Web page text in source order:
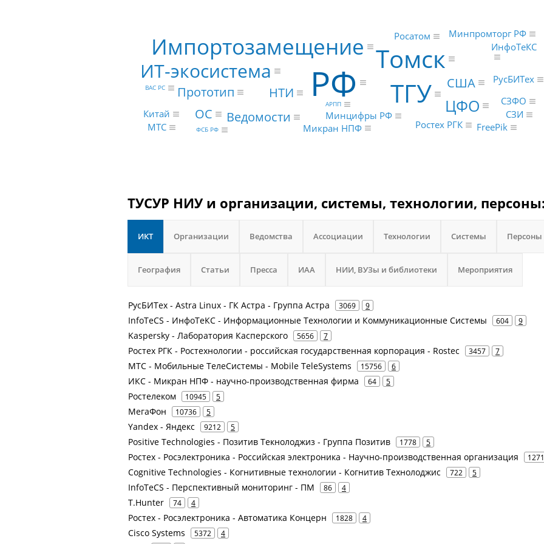
РФ ТГУ
Томск
Импортозамещение
ИТ-экосистема
ЦФО
НТИ
Прототип
США
ОС
Ведомости Минцифры РФ СЗИ
СЗФО
РусБИТех
ИнфоТеКС
Минпромторг РФ
Росатом
Китай
Ростех РГК
МТС FreePik
Микран НПФ
ФСБ РФ
ВАС РС
АРПП
ТУСУР НИУ и организации, системы, технологии,
ИКТ Организации Ведомства Ассоциации Технологии Системы Персоны
География Статьи Пресса ИАА НИИ, ВУЗы и библиотеки Мероприятия
РусБИТех - Astra Linux - ГК Астра - Группа Астра 3069 9
InfoTeCS - ИнфоТеКС - Информационные Технологии и Коммуникационные Системы 604 9
Kaspersky - Лаборатория Касперского 5656 7
Ростех РГК - Ростехнологии - российская государственная корпорация - Rostec 3457 7
МТС - Мобильные ТелеСистемы - Mobile TeleSystems 15756 6
ИКС - Микран НПФ - научно-производственная фирма 64 5
Ростелеком 10945 5
МегаФон 10736 5
Yandex - Яндекс 9212 5
Positive Technologies - Позитив Текнолоджиз - Группа Позитив 1778 5
Ростех - Росэлектроника - Российская электроника - Научно-производственная организация 1271
Cognitive Technologies - Когнитивные технологии - Когнитив Технолоджис 722 5
InfoTeCS - Перспективный мониторинг - ПМ 86 4
T.Hunter 74 4
Ростех - Росэлектроника - Автоматика Концерн 1828 4
Cisco Systems 5372 4